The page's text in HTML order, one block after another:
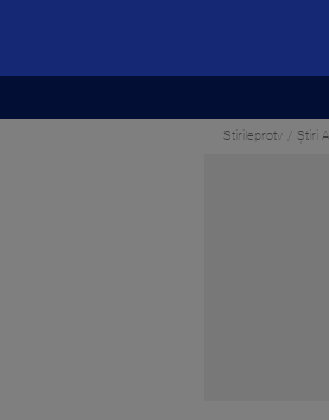
Stirileprotv Știri